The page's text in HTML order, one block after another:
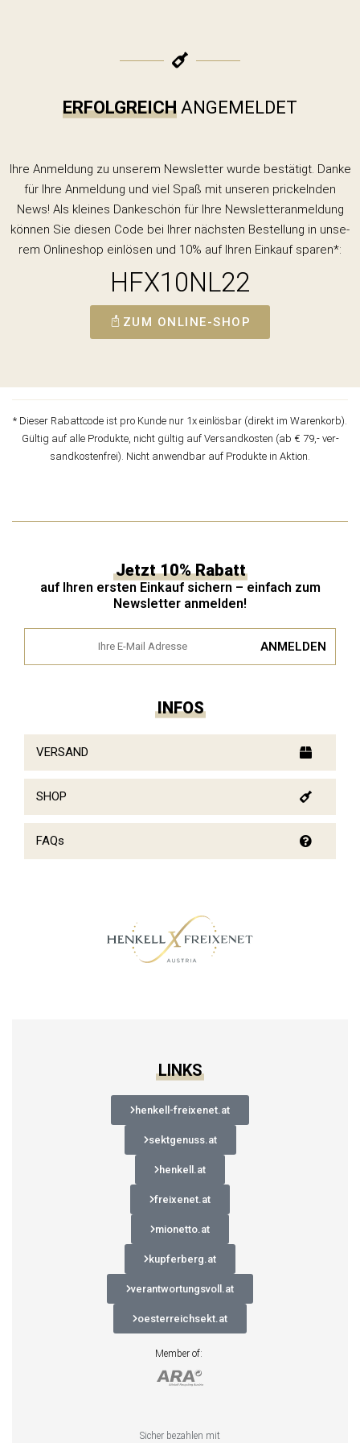
ERFOLG­REICH ANGEMELDET
Ihre Anmel­dung zu unse­rem News­let­ter wur­de bestä­tigt. Dan­ke
für Ihre Anmel­dung und viel Spaß mit unse­ren pri­ckeln­den
News! Als klei­nes Dan­ke­schön für Ihre News­let­ter­an­mel­dung
kön­nen Sie die­sen Code bei Ihrer nächs­ten Bestel­lung in unse­
rem Online­shop ein­lö­sen und 10% auf Ihren Ein­kauf sparen*:
HFX10NL22
ZUM ONLINE-SHOP
* Die­ser Rabatt­code ist pro Kun­de nur 1x ein­lös­bar (direkt im Waren­korb).
Gül­tig auf alle Pro­duk­te, nicht gül­tig auf Ver­sand­kos­ten (ab € 79,- ver­
sand­kos­ten­frei). Nicht anwend­bar auf Pro­duk­te in Aktion.
INFOS
VERSAND
SHOP
FAQs
Jetzt 10% Rabatt
auf Ihren ersten Einkauf sichern – einfach zum
Newsletter anmelden!
LINKS
henkell-freixenet.at
sektgenuss.at
henkell.at
freixenet.at
mionetto.at
kupferberg.at
verantwortungsvoll.at
oesterreichsekt.at
Member of:
Sicher bezahlen mit